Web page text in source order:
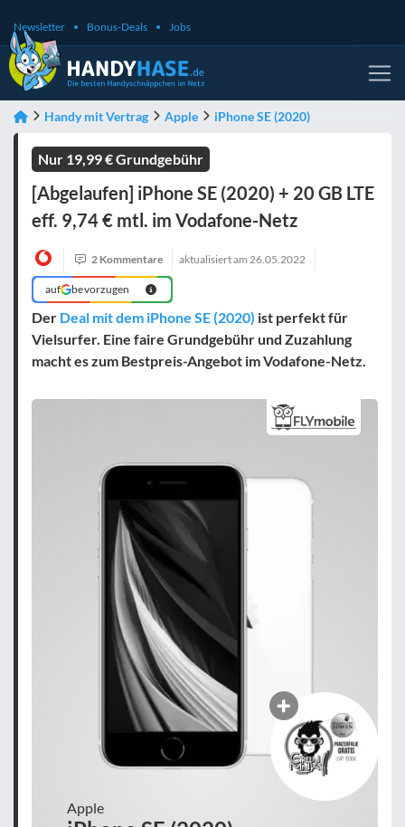
Newsletter Bonus-Deals Jobs
Handy mit Vertrag Apple iPhone SE (2020)
Nur 19,99 € Grundgebühr
[Abgelaufen] iPhone SE (2020) + 20 GB LTE
eff. 9,74 € mtl. im Vodafone-Netz
2 Kommentare aktualisiert am26.05.2022
auf bevorzugen
Der Deal mit dem iPhone SE (2020) ist perfekt für
Vielsurfer. Eine faire Grundgebühr und Zuzahlung
macht es zum Bestpreis-Angebot im Vodafone-Netz.
Apple